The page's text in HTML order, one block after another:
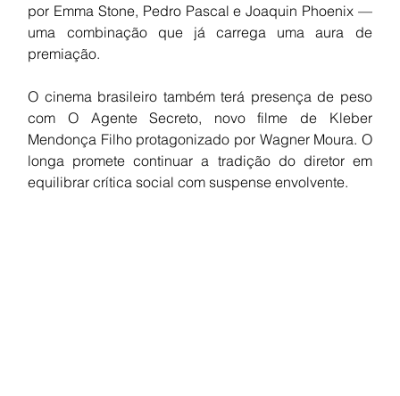
por Emma Stone, Pedro Pascal e Joaquin Phoenix —
uma combinação que já carrega uma aura de
premiação.
O cinema brasileiro também terá presença de peso
com O Agente Secreto, novo filme de Kleber
Mendonça Filho protagonizado por Wagner Moura. O
longa promete continuar a tradição do diretor em
equilibrar crítica social com suspense envolvente.